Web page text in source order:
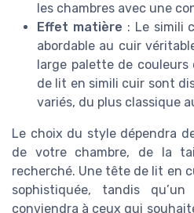
les chambres avec une
Effet matière : Le simili
abordable au cuir
large palette de
de lit en simili cuir sont
variés, du plus classique
Le choix du style dépendra
de votre chambre, de la
recherché. Une tête de lit en
sophistiquée, tandis
conviendra à ceux qui